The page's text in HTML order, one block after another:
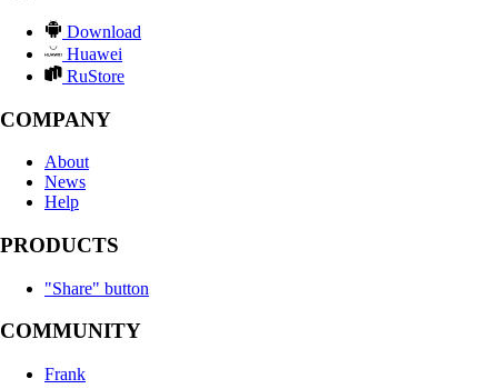
Download
Huawei
RuStore
COMPANY
About
News
Help
PRODUCTS
"Share" button
COMMUNITY
Frank